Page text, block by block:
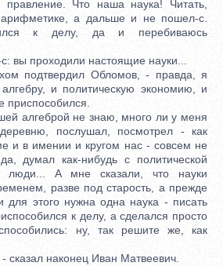
Что наша наука! Читать,
арифметике, а дальше и не пошел-с.
к делу, да и перебиваюсь
вы проходили настоящие науки...
подтвердил Обломов, - правда, я
и политическую экономию, и
приспособился.
алгеброй не знаю, много ли у меня
послушал, посмотрел - как
и в имении и кругом нас - совсем не
думал как-нибудь с политической
люди... А мне сказали, что науки
разве под старость, а прежде
этого нужна одна наука - писать
к делу, а сделался просто
ну, так решите же, как
наконец Иван Матвеевич.